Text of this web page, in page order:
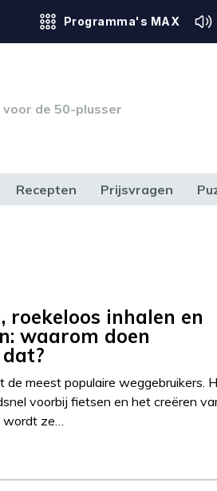
Programma's MAX
de 50-plusser
Recepten Prijsvragen
roekeloos inhalen en
waarom doen
de meest populaire weggebruikers.
voorbij fietsen en het creëren
wordt ze…